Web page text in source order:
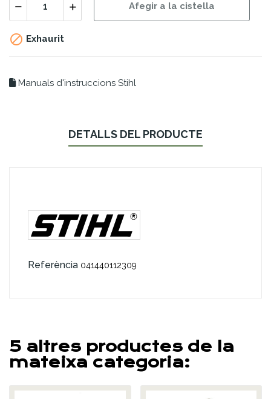
Afegir a la cistella
 Exhaurit
Manuals d'instruccions Stihl
DETALLS DEL PRODUCTE
Referència 041440112309
5 altres productes de la
mateixa categoria: